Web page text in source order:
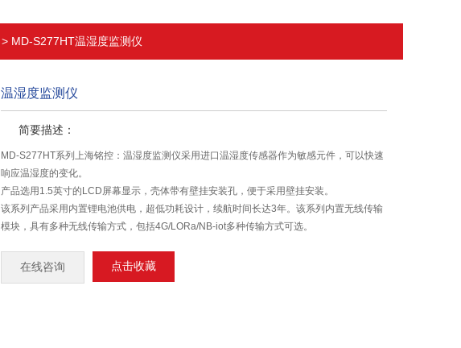
> MD-S277HT温湿度监测仪
温湿度监测仪
简要描述：
MD-S277HT系列上海铭控：温湿度监测仪采用进口温湿度传感器作为敏感元件，可以快速
响应温湿度的变化。
产品选用1.5英寸的LCD屏幕显示，壳体带有壁挂安装孔，便于采用壁挂安装。
该系列产品采用内置锂电池供电，超低功耗设计，续航时间长达3年。该系列内置无线传输
模块，具有多种无线传输方式，包括4G/LORa/NB-iot多种传输方式可选。
在线咨询 点击收藏